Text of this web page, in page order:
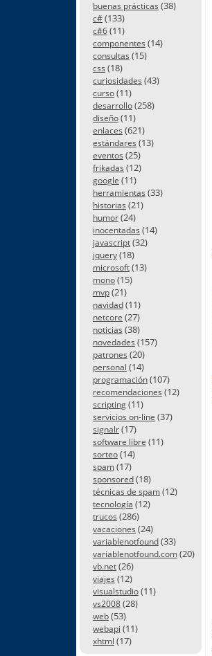
buenas prácticas (38)
c#(133)
c#6(11)
componentes (14)
consultas (15)
css (18)
curiosidades (43)
curso(11)
desarrollo(258)
diseño(11)
enlaces (621)
estándares (13)
eventos (25)
frikadas (12)
google (11)
herramientas (33)
historias (21)
humor(24)
inocentadas (14)
javascript(32)
jquery(18)
microsoft(13)
mono(15)
mvp(21)
navidad(11)
netcore (27)
noticias (38)
novedades (157)
patrones (20)
personal (14)
programación(107)
recomendaciones (12)
scripting(11)
servicios on-line (37)
signalr(17)
software libre (11)
sorteo(14)
spam(17)
sponsored(18)
técnicas de spam(12)
tecnología (12)
trucos (286)
vacaciones (24)
variablenotfound(33)
variablenotfound.com(20)
vb.net(26)
viajes (12)
visualstudio(11)
vs2008(28)
web(53)
webapi (11)
xhtml (17)